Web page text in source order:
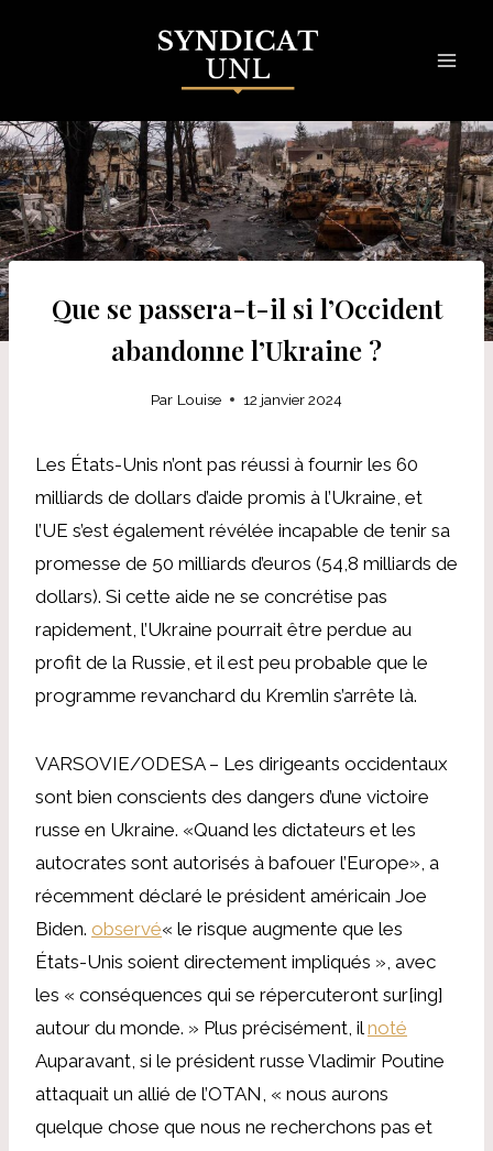
Que se passera-t-il si l’Occident
abandonne l’Ukraine ?
Par Louise 12 janvier 2024
Les États-Unis n’ont pas réussi à fournir les 60
milliards de dollars d’aide promis à l’Ukraine, et
l’UE s’est également révélée incapable de tenir sa
promesse de 50 milliards d’euros (54,8 milliards de
dollars). Si cette aide ne se concrétise pas
rapidement, l’Ukraine pourrait être perdue au
profit de la Russie, et il est peu probable que le
programme revanchard du Kremlin s’arrête là.
VARSOVIE/ODESA – Les dirigeants occidentaux
sont bien conscients des dangers d’une victoire
russe en Ukraine. «Quand les dictateurs et les
autocrates sont autorisés à bafouer l’Europe», a
récemment déclaré le président américain Joe
Biden. observé« le risque augmente que les
États-Unis soient directement impliqués », avec
les « conséquences qui se répercuteront sur[ing]
autour du monde. » Plus précisément, ilnoté
Auparavant, si le président russe Vladimir Poutine
attaquait un allié de l’OTAN, « nous aurons
quelque chose que nous ne recherchons pas et